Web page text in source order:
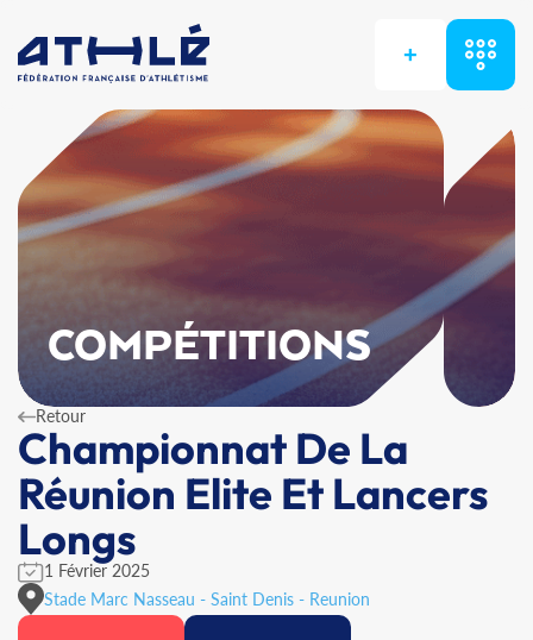
+
COMPÉTITIONS
Retour
Championnat De La
Réunion Elite Et Lancers
Longs
1 Février 2025
Stade Marc Nasseau - Saint Denis - Reunion